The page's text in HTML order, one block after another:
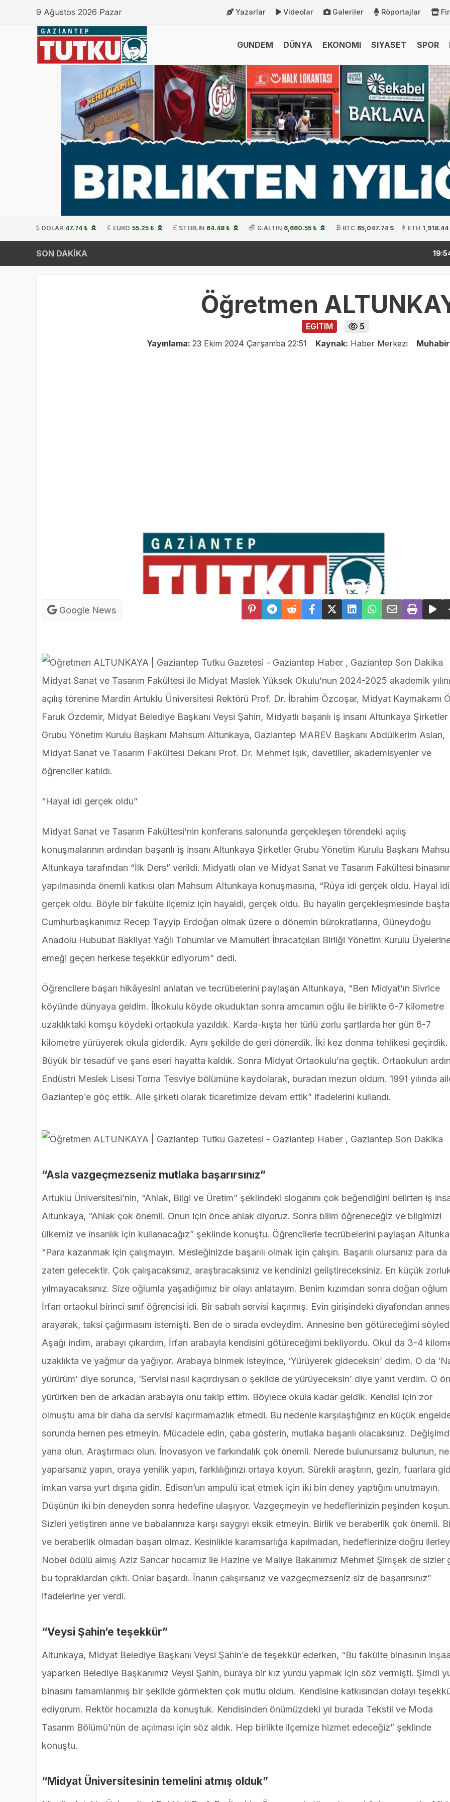
9 Ağustos 2026 Pazar Yazarlar Videolar Galeriler Röportajlar
GUNDEM DÜNYA EKONOMI SIYASET SPOR
DOLAR 47.74 ₺ EURO 55.25 ₺ STERLIN 64.48 ₺ G.ALTIN 6,660.55 ₺ BTC 65,047.74 $ ETH 1,918.44
SON DAKİKA kitap
Öğretmen
EGITIM
5
Yayınlama: 23 Ekim 2024 Çarşamba 22:51 Kaynak: Haber Merkezi
Google News
Midyat Sanat ve Tasarım Fakültesi ile Midyat Maslek Yüksek Okulu’nun 2024-2025 akademik
açılış törenine Mardin Artuklu Üniversitesi Rektörü Prof. Dr. İbrahim Özcoşar, Midyat Kaymakamı
Faruk Özdemir, Midyat Belediye Başkanı Veysi Şahin, Midyatlı başarılı iş insanı Altunkaya Şirketler
Grubu Yönetim Kurulu Başkanı Mahsum Altunkaya, Gaziantep MAREV Başkanı Abdülkerim Aslan,
Midyat Sanat ve Tasarım Fakültesi Dekanı Prof. Dr. Mehmet Işık, davetliler, akademisyenler ve
öğrenciler katıldı.
“Hayal idi gerçek oldu”
Midyat Sanat ve Tasarım Fakültesi’nin konferans salonunda gerçekleşen törendeki açılış
konuşmalarının ardından başarılı iş insanı Altunkaya Şirketler Grubu Yönetim Kurulu Başkanı
Altunkaya tarafından “İlk Ders” verildi. Midyatlı olan ve Midyat Sanat ve Tasarım Fakültesi
yapılmasında önemli katkısı olan Mahsum Altunkaya konuşmasına, “Rüya idi gerçek oldu. Hayal
gerçek oldu. Böyle bir fakülte ilçemiz için hayaldi, gerçek oldu. Bu hayalin gerçekleşmesinde başta
Cumhurbaşkanımız Recep Tayyip Erdoğan olmak üzere o dönemin bürokratlarına, Güneydoğu
Anadolu Hububat Bakliyat Yağlı Tohumlar ve Mamulleri İhracatçıları Birliği Yönetim Kurulu
emeği geçen herkese teşekkür ediyorum” dedi.
Öğrencilere başarı hikâyesini anlatan ve tecrübelerini paylaşan Altunkaya, “Ben Midyat’ın Sivrice
köyünde dünyaya geldim. İlkokulu köyde okuduktan sonra amcamın oğlu ile birlikte 6-7 kilometre
uzaklıktaki komşu köydeki ortaokula yazıldık. Karda-kışta her türlü zorlu şartlarda her gün 6-7
kilometre yürüyerek okula giderdik. Aynı şekilde de geri dönerdik. İki kez donma tehlikesi geçirdik.
Büyük bir tesadüf ve şans eseri hayatta kaldık. Sonra Midyat Ortaokulu’na geçtik. Ortaokulun
Endüstri Meslek Lisesi Torna Tesviye bölümüne kaydolarak, buradan mezun oldum. 1991 yılında
Gaziantep’e göç ettik. Aile şirketi olarak ticaretimize devam ettik” ifadelerini kullandı.
“Asla vazgeçmezseniz mutlaka başarırsınız”
Artuklu Üniversitesi’nin, “Ahlak, Bilgi ve Üretim” şeklindeki sloganını çok beğendiğini belirten iş
Altunkaya, “Ahlak çok önemli. Onun için önce ahlak diyoruz. Sonra bilim öğreneceğiz ve bilgimizi
ülkemiz ve insanlık için kullanacağız” şeklinde konuştu. Öğrencilerle tecrübelerini paylaşan
“Para kazanmak için çalışmayın. Mesleğinizde başarılı olmak için çalışın. Başarılı olursanız para da
zaten gelecektir. Çok çalışacaksınız, araştıracaksınız ve kendinizi geliştireceksiniz. En küçük
yılmayacaksınız. Size oğlumla yaşadığımız bir olayı anlatayım. Benim kızımdan sonra doğan oğlum
İrfan ortaokul birinci sınıf öğrencisi idi. Bir sabah servisi kaçırmış. Evin girişindeki diyafondan
arayarak, taksi çağırmasını istemişti. Ben de o sırada evdeydim. Annesine ben götüreceğimi
Aşağı indim, arabayı çıkardım, İrfan arabayla kendisini götüreceğimi bekliyordu. Okul da 3-4
uzaklıkta ve yağmur da yağıyor. Arabaya binmek isteyince, ‘Yürüyerek gideceksin’ dedim. O da
yürürüm’ diye sorunca, ‘Servisi nasıl kaçırdıysan o şekilde de yürüyeceksin’ diye yanıt verdim. O
yürürken ben de arkadan arabayla onu takip ettim. Böylece okula kadar geldik. Kendisi için zor
olmuştu ama bir daha da servisi kaçırmamazlık etmedi. Bu nedenle karşılaştığınız en küçük
sorunda hemen pes etmeyin. Mücadele edin, çaba gösterin, mutlaka başarılı olacaksınız.
yana olun. Araştırmacı olun. İnovasyon ve farkındalık çok önemli. Nerede bulunursanız bulunun,
yaparsanız yapın, oraya yenilik yapın, farklılığınızı ortaya koyun. Sürekli araştırın, gezin, fuarlara
imkan varsa yurt dışına gidin. Edison’un ampulü icat etmek için iki bin deney yaptığını unutmayın.
Düşünün iki bin deneyden sonra hedefine ulaşıyor. Vazgeçmeyin ve hedeflerinizin peşinden koşun.
Sizleri yetiştiren anne ve babalarınıza karşı saygıyı eksik etmeyin. Birlik ve beraberlik çok önemli.
ve beraberlik olmadan başarı olmaz. Kesinlikle karamsarlığa kapılmadan, hedeflerinize doğru
Nobel ödülü almış Aziz Sancar hocamız ile Hazine ve Maliye Bakanımız Mehmet Şimşek de sizler
bu topraklardan çıktı. Onlar başardı. İnanın çalışırsanız ve vazgeçmezseniz siz de başarırsınız”
ifadelerine yer verdi.
“Veysi Şahin’e teşekkür”
Altunkaya, Midyat Belediye Başkanı Veysi Şahin’e de teşekkür ederken, “Bu fakülte binasının
yaparken Belediye Başkanımız Veysi Şahin, buraya bir kız yurdu yapmak için söz vermişti. Şimdi
binasını tamamlanmış bir şekilde görmekten çok mutlu oldum. Kendisine katkısından dolayı
ediyorum. Rektör hocamızla da konuştuk. Kendisinden önümüzdeki yıl burada Tekstil ve Moda
Tasarım Bölümü’nün de açılması için söz aldık. Hep birlikte ilçemize hizmet edeceğiz” şeklinde
konuştu.
“Midyat Üniversitesinin temelini atmış olduk”